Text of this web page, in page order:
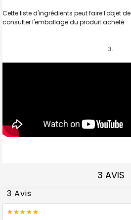
Cette liste d'ingrédients peut faire l'objet
consulter l'emballage du produit acheté.
3 AVIS
3 Avis
5